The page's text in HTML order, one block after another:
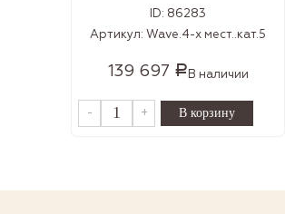
ID: 86283
Артикул: Wave.4-х мест..кат.5
139 697 Р В наличии
- +